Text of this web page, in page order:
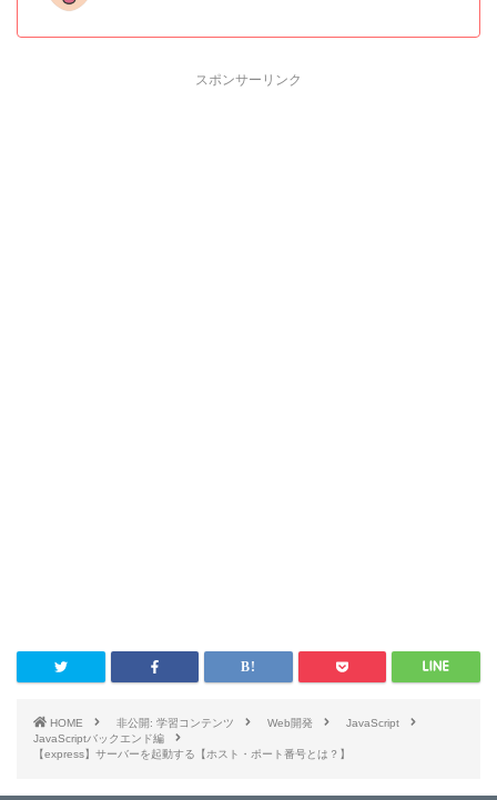
スポンサーリンク
HOME 非公開: 学習コンテンツ Web開発
JavaScript
JavaScriptバックエンド編
【express】サーバーを起動する【ホスト・ポート番号とは？】